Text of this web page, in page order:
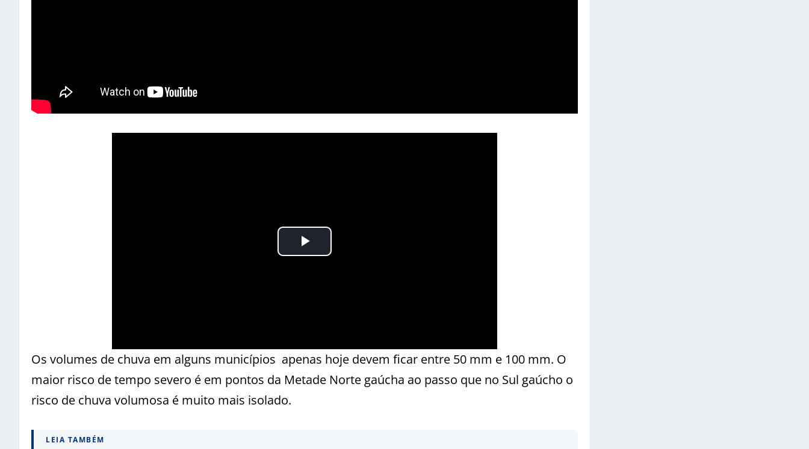
Os volumes de chuva em alguns municípios apenas hoje devem ficar entre 50 mm e 100 mm. O
maior risco de tempo severo é em pontos da Metade Norte gaúcha ao passo que no Sul gaúcho o
risco de chuva volumosa é muito mais isolado.
LEIA TAMBÉM